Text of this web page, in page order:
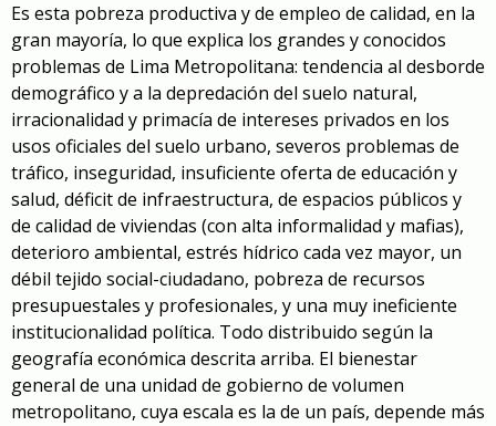
Es esta pobreza productiva y de empleo de calidad, en la
gran mayoría, lo que explica los grandes y conocidos
problemas de Lima Metropolitana: tendencia al desborde
demográfico y a la depredación del suelo natural,
irracionalidad y primacía de intereses privados en los
usos oficiales del suelo urbano, severos problemas de
tráfico, inseguridad, insuficiente oferta de educación y
salud, déficit de infraestructura, de espacios públicos y
de calidad de viviendas (con alta informalidad y mafias),
deterioro ambiental, estrés hídrico cada vez mayor, un
débil tejido social-ciudadano, pobreza de recursos
presupuestales y profesionales, y una muy ineficiente
institucionalidad política. Todo distribuido según la
geografía económica descrita arriba. El bienestar
general de una unidad de gobierno de volumen
metropolitano, cuya escala es la de un país, depende más